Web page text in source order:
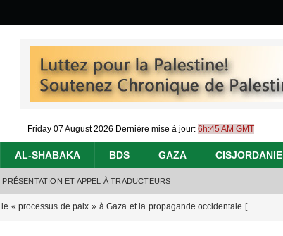
Friday 07 August 2026 Dernière mise à jour: 6h:45 AM GMT
AL-SHABAKA BDS GAZA CISJORDANIE
PRÉSENTATION ET APPEL À TRADUCTEURS
« processus de paix » à Gaza et la propagande occidentale [